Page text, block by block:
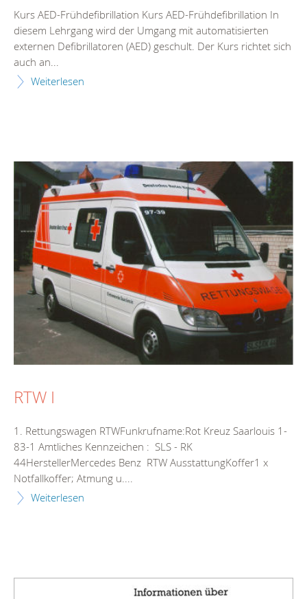
Kurs AED-Frühdefibrillation Kurs AED-Frühdefibrillation In
diesem Lehrgang wird der Umgang mit automatisierten
externen Defibrillatoren (AED) geschult. Der Kurs richtet sich
auch an...
Weiterlesen
RTW I
1. Rettungswagen RTWFunkrufname:Rot Kreuz Saarlouis 1-
83-1 Amtliches Kennzeichen : SLS - RK
44HerstellerMercedes Benz RTW AusstattungKoffer1 x
Notfallkoffer; Atmung u....
Weiterlesen